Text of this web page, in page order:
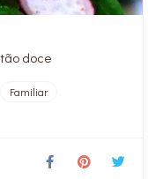
doce
Familiar